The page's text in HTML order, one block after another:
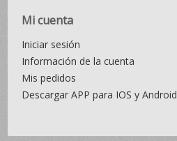
Mi cuenta
Iniciar sesión
Información de la cuenta
Mis pedidos
Descargar APP para IOS y Android